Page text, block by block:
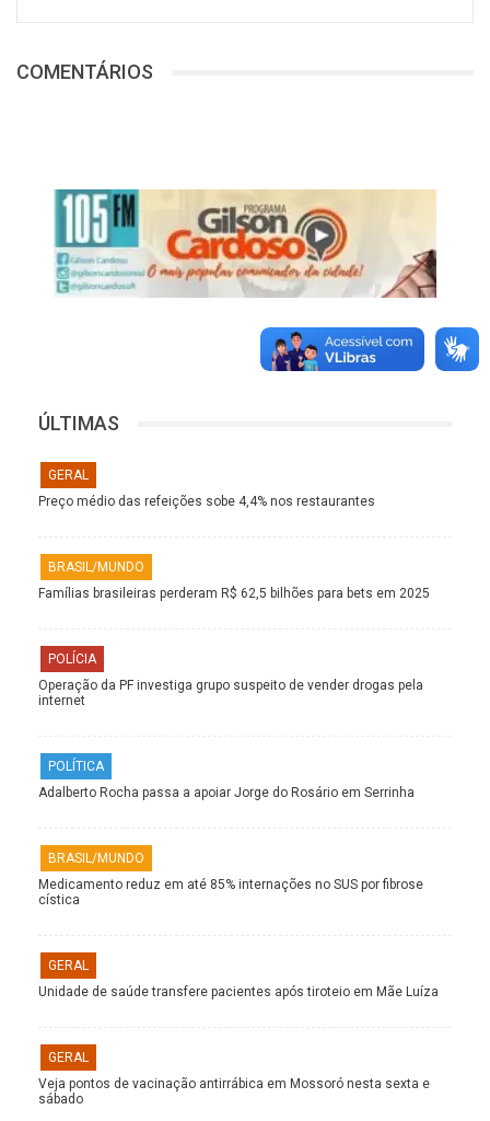
COMENTÁRIOS
ÚLTIMAS
GERAL
Preço médio das refeições sobe 4,4% nos restaurantes
BRASIL/MUNDO
Famílias brasileiras perderam R$ 62,5 bilhões para bets em 2025
POLÍCIA
Operação da PF investiga grupo suspeito de vender drogas pela
internet
POLÍTICA
Adalberto Rocha passa a apoiar Jorge do Rosário em Serrinha
BRASIL/MUNDO
Medicamento reduz em até 85% internações no SUS por fibrose
cística
GERAL
Unidade de saúde transfere pacientes após tiroteio em Mãe Luíza
GERAL
Veja pontos de vacinação antirrábica em Mossoró nesta sexta e
sábado